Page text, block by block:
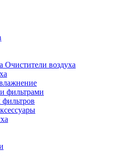
Очистители воздуха
фильтрами